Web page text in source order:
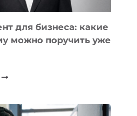
для бизнеса: какие
можно поручить уже
ИИ-